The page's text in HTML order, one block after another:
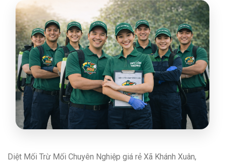
Diệt Mối Trừ Mối Chuyên Nghiệp giá rẻ Xã Khánh Xuân,